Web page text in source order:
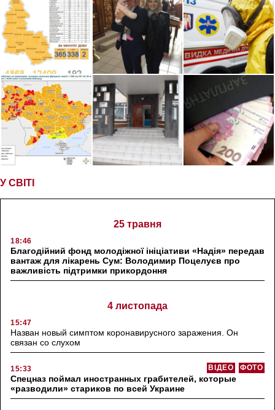
У СВІТІ
25 травня
18:46
Благодійний фонд молодіжної ініціативи «Надія» передав
вантаж для лікарень Сум: Володимир Поцелуєв про
важливість підтримки прикордоння
4 листопада
15:47
Назван новый симптом коронавирусного заражения. Он
связан со слухом
15:33 ФОТО
ВІДЕО
Спецназ поймал иностранных грабителей, которые
«разводили» стариков по всей Украине